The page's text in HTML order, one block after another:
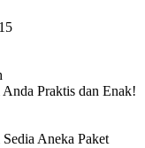
Praktis dan Enak!
Aneka Paket